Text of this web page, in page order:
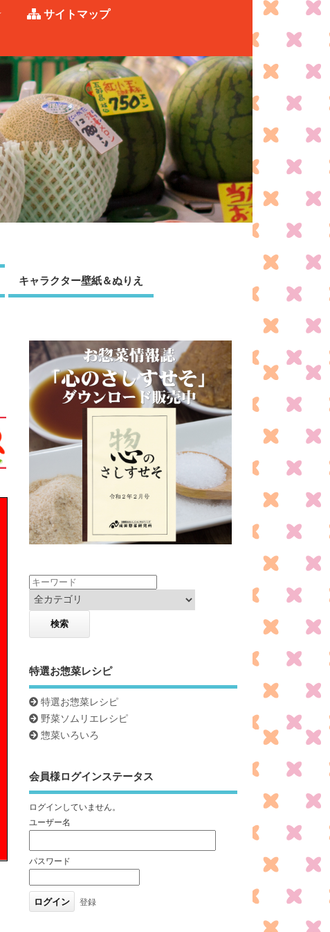
サイトマップ
キャラクター壁紙＆ぬりえ
特選お惣菜レシピ
特選お惣菜レシピ
野菜ソムリエレシピ
惣菜いろいろ
会員様ログインステータス
ログインしていません。
ユーザー名
パスワード
登録